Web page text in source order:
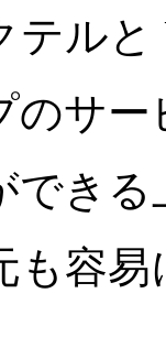
テル
のサ
でき
も容